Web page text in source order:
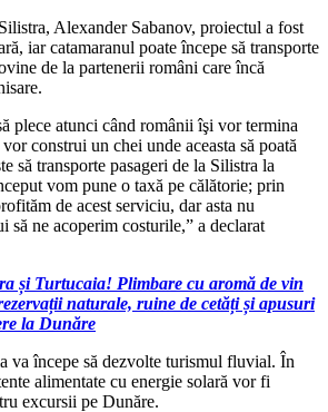
Alexander Sabanov, proiectul a fost
iar catamaranul poate începe să transporte
de la partenerii români care încă
plece atunci când românii îşi vor termina
construi un chei unde aceasta să poată
să transporte pasageri de la Silistra la
vom pune o taxă pe călătorie; prin
de acest serviciu, dar asta nu
să ne acoperim costurile,” a declarat
și Turtucaia! Plimbare cu aromă de vin
naturale, ruine de cetăți și apusuri
la Dunăre
va începe să dezvolte turismul fluvial. În
alimentate cu energie solară vor fi
excursii pe Dunăre.